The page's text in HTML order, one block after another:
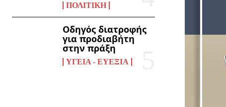
ΠΟΛΙΤΙΚΉ
Οδηγός διατροφής
για προδιαβήτη
στην πράξη
ΥΓΕΊΑ - ΕΥΕΞΊΑ